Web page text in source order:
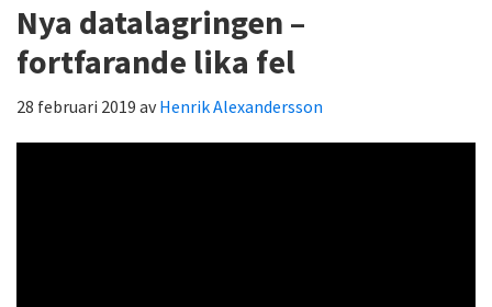
Nya datalagringen –
fortfarande lika fel
28 februari 2019 avHenrik Alexandersson